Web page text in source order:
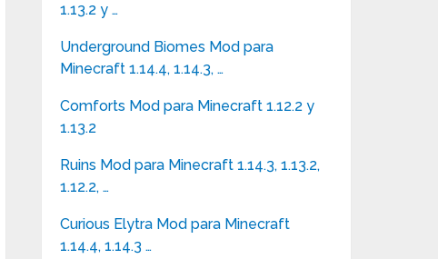
1.13.2 y …
Underground Biomes Mod para
Minecraft 1.14.4, 1.14.3, …
Comforts Mod para Minecraft 1.12.2 y
1.13.2
Ruins Mod para Minecraft 1.14.3, 1.13.2,
1.12.2, …
Curious Elytra Mod para Minecraft
1.14.4, 1.14.3 …